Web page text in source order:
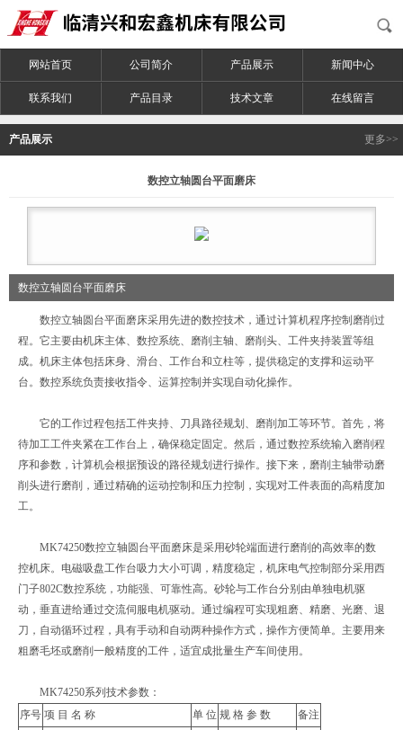
网站首页 公司简介 产品展示 新闻中心
联系我们 产品目录 技术文章 在线留言
产品展示 更多>>
数控立轴圆台平面磨床
数控立轴圆台平面磨床
数控立轴圆台平面磨床采用先进的数控技术，通过计算机程序控制磨削过
程。它主要由机床主体、数控系统、磨削主轴、磨削头、工件夹持装置等组
成。机床主体包括床身、滑台、工作台和立柱等，提供稳定的支撑和运动平
台。数控系统负责接收指令、运算控制并实现自动化操作。
它的工作过程包括工件夹持、刀具路径规划、磨削加工等环节。首先，将
待加工工件夹紧在工作台上，确保稳定固定。然后，通过数控系统输入磨削程
序和参数，计算机会根据预设的路径规划进行操作。接下来，磨削主轴带动磨
削头进行磨削，通过精确的运动控制和压力控制，实现对工件表面的高精度加
工。
MK74250数控立轴圆台平面磨床是采用砂轮端面进行磨削的高效率的数
控机床。电磁吸盘工作台吸力大小可调，精度稳定，机床电气控制部分采用西
门子802C数控系统，功能强、可靠性高。砂轮与工作台分别由单独电机驱
动，垂直进给通过交流伺服电机驱动。通过编程可实现粗磨、精磨、光磨、退
刀，自动循环过程，具有手动和自动两种操作方式，操作方便简单。主要用来
粗磨毛坯或磨削一般精度的工件，适宜成批量生产车间使用。
MK74250系列技术参数：
序号 项 目 名 称 单 位 规 格 参 数
备注